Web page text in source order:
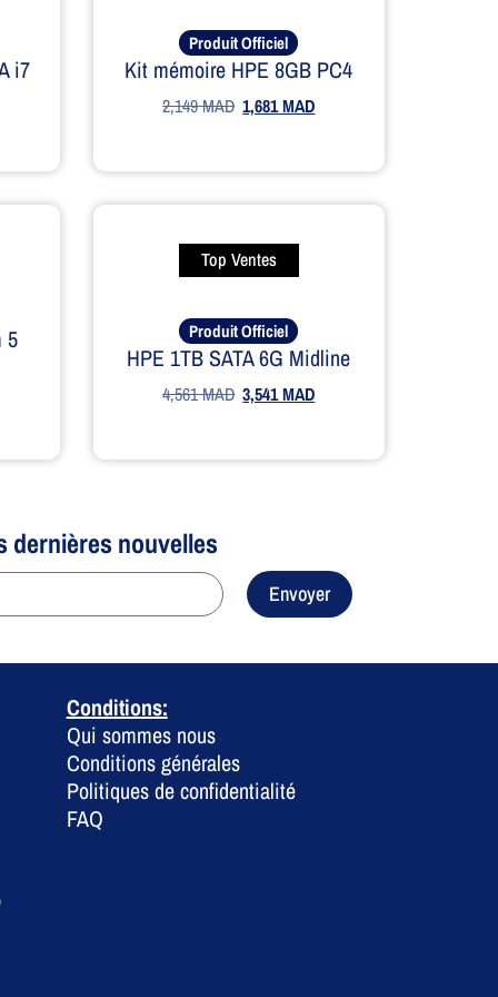
i7
Produit Officiel
Kit mémoire HPE 8GB PC4
2,149MAD 1,681MAD
5
Top Ventes
Produit Officiel
HPE 1TB SATA 6G Midline
4,561MAD 3,541MAD
dernières nouvelles
Envoyer
Conditions:
Qui sommes nous
Conditions générales
Politiques de confidentialité
FAQ